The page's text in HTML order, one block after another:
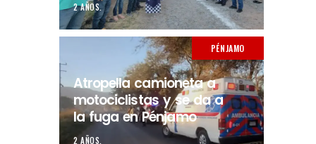
2 AÑOS.
PÉNJAMO
Atropella camioneta a
motociclistas y se da a
la fuga en Pénjamo
2 AÑOS.